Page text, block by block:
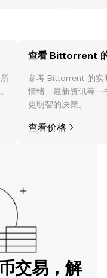
查看 Bittorrent
参考 Bittorrent 的实
情绪、最新资讯等一
更明智的决策。
查看价格
交易，解